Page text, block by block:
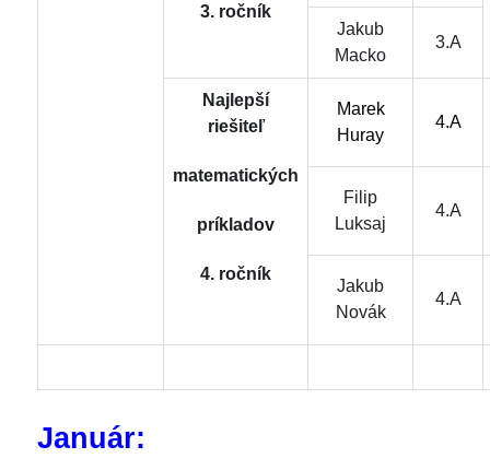
3. ročník
Jakub
Macko
3.A
Najlepší
riešiteľ
matematických
príkladov
4. ročník
Marek
Huray
4.A
Filip
Luksaj
4.A
Jakub
Novák
4.A
Január: